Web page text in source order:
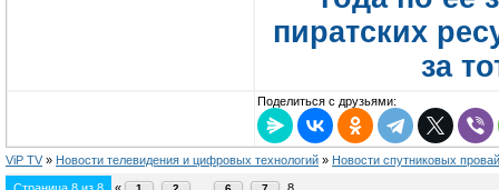
пиратских
за
Поделиться с друзьями:
ViP TV » Новости телевидения и цифровых технологий » Новости спутниковых